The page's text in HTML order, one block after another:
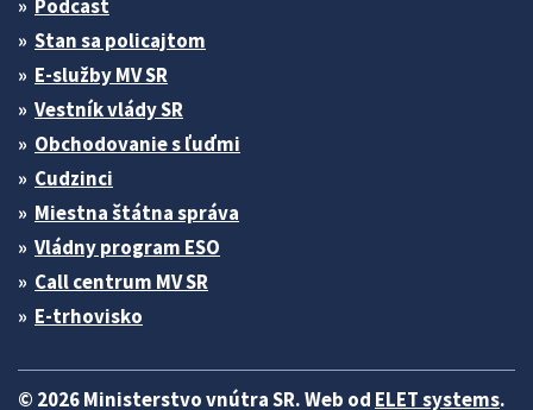
Podcast
Stan sa policajtom
E-služby MV SR
Vestník vlády SR
Obchodovanie s ľuďmi
Cudzinci
Miestna štátna správa
Vládny program ESO
Call centrum MV SR
E-trhovisko
© 2026 Ministerstvo vnútra SR. Web od ELET systems.